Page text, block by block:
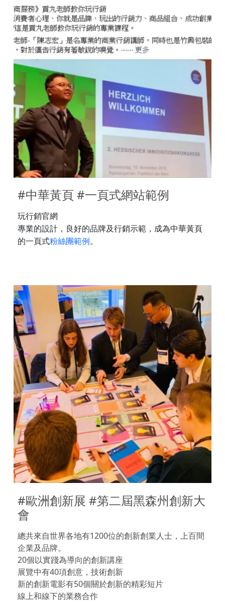
玩行銷官網
專業的設計，良好的品牌及行銷示範，成為中華黃頁
的一頁式粉絲團範例 。
#歐洲創新展 #第二屆黑森州創新大
會
總共來自世界各地有1200位的創新創業人士，上百間
企業及品牌。
20個以實踐為導向的創新講座
展覽中有40項創意，技術創新
新的創新電影有50個關於創新的精彩短片
線上和線下的業務合作